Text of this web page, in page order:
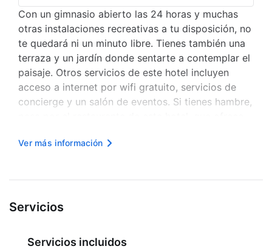
Con un gimnasio abierto las 24 horas y muchas
otras instalaciones recreativas a tu disposición, no
te quedará ni un minuto libre. Tienes también una
terraza y un jardín donde sentarte a contemplar el
paisaje. Otros servicios de este hotel incluyen
acceso a internet por wifi gratuito, servicios de
concierge y un salón de eventos. Si tienes hambre,
habitación disponible con horario limitado. Y para
Ver más información
Servicios
Servicios incluidos